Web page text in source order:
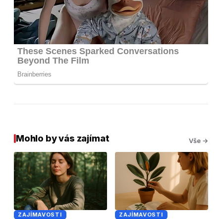
Mohlo by vás zajímat Vše →
ZAJÍMAVOSTI ZAJÍMAVOSTI